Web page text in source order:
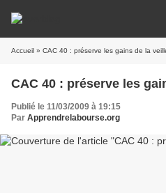
Accueil » CAC 40 : préserve les gains de la
CAC 40 : préserve les
Publié le 11/03/2009 à 19:15
Par Apprendrelabourse.org